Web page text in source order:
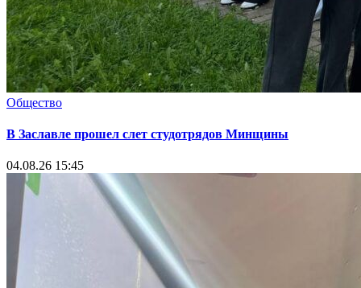
Общество
В Заславле прошел слет студотрядов Минщины
04.08.26 15:45